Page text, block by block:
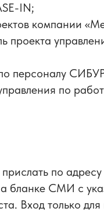
IN;
компании
проекта
персоналу
по
по адресу
бланке СМИ с
Вход только